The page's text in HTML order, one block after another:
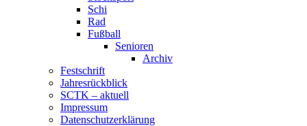
Schi
Rad
Fußball
Senioren
Archiv
Festschrift
Jahresrückblick
SCTK – aktuell
Impressum
Datenschutzerklärung